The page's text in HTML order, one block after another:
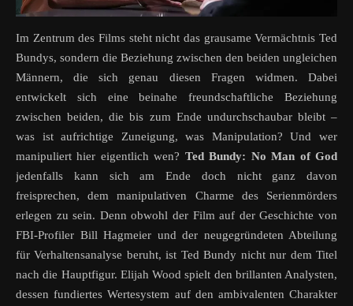
Im Zentrum des Films steht nicht das grausame Vermächtnis Ted
Bundys, sondern die Beziehung zwischen den beiden ungleichen
Männern, die sich genau diesen Fragen widmen. Dabei
entwickelt sich eine beinahe freundschaftliche Beziehung
zwischen beiden, die bis zum Ende undurchschaubar bleibt –
was ist aufrichtige Zuneigung, was Manipulation? Und wer
manipuliert hier eigentlich wen? Ted Bundy: No Man of God
jedenfalls kann sich am Ende doch nicht ganz davon
freisprechen, dem manipulativen Charme des Serienmörders
erlegen zu sein. Denn obwohl der Film auf der Geschichte von
FBI-Profiler Bill Hagmeier und der neugegründeten Abteilung
für Verhaltensanalyse beruht, ist Ted Bundy nicht nur dem Titel
nach die Hauptfigur. Elijah Wood spielt den brillanten Analysten,
dessen fundiertes Wertesystem auf den ambivalenten Charakter